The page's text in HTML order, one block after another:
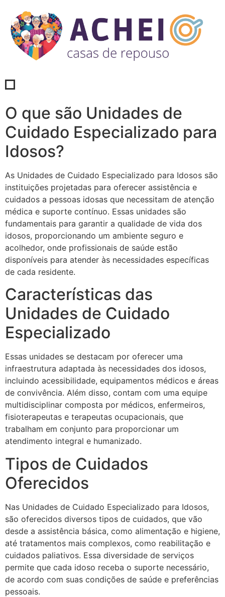
O que são Unidades de
Cuidado Especializado para
Idosos?
As Unidades de Cuidado Especializado para Idosos são
instituições projetadas para oferecer assistência e
cuidados a pessoas idosas que necessitam de atenção
médica e suporte contínuo. Essas unidades são
fundamentais para garantir a qualidade de vida dos
idosos, proporcionando um ambiente seguro e
acolhedor, onde profissionais de saúde estão
disponíveis para atender às necessidades específicas
de cada residente.
Características das
Unidades de Cuidado
Especializado
Essas unidades se destacam por oferecer uma
infraestrutura adaptada às necessidades dos idosos,
incluindo acessibilidade, equipamentos médicos e áreas
de convivência. Além disso, contam com uma equipe
multidisciplinar composta por médicos, enfermeiros,
fisioterapeutas e terapeutas ocupacionais, que
trabalham em conjunto para proporcionar um
atendimento integral e humanizado.
Tipos de Cuidados
Oferecidos
Nas Unidades de Cuidado Especializado para Idosos,
são oferecidos diversos tipos de cuidados, que vão
desde a assistência básica, como alimentação e higiene,
até tratamentos mais complexos, como reabilitação e
cuidados paliativos. Essa diversidade de serviços
permite que cada idoso receba o suporte necessário,
de acordo com suas condições de saúde e preferências
pessoais.